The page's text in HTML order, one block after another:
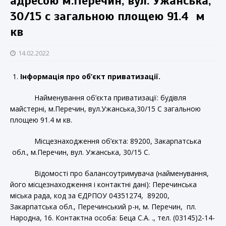
30/15 с загальною площею 91.4 м
кв
14.02.2022
Інформація про об’єкт приватизації.
Найменування об’єкта приватизації: будівля
майстерні, м.Перечин, вул.Ужанська,30/15 С загальною
площею 91.4 м кв.
Місцезнаходження об’єкта: 89200, Закарпатська
обл., м.Перечин, вул. Ужанська, 30/15 С.
Відомості про балансоутримувача (найменування,
його місцезнаходження і контактні дані): Перечинська
міська рада, код за ЄДРПОУ 04351274, 89200,
Закарпатська обл., Перечинський р-н, м. Перечин, пл.
Народна, 16. Контактна особа: Беца С.А. ., тел. (03145)2-14-